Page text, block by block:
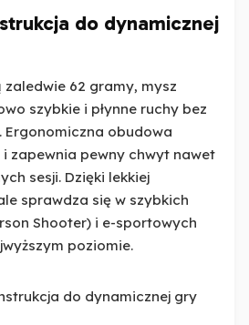
do dynamicznej
62 gramy, mysz
szybkie i płynne ruchy bez
Ergonomiczna obudowa
i zapewnia pewny chwyt nawet
sesji. Dzięki lekkiej
sprawdza się w szybkich
Shooter) i e-sportowych
poziomie.